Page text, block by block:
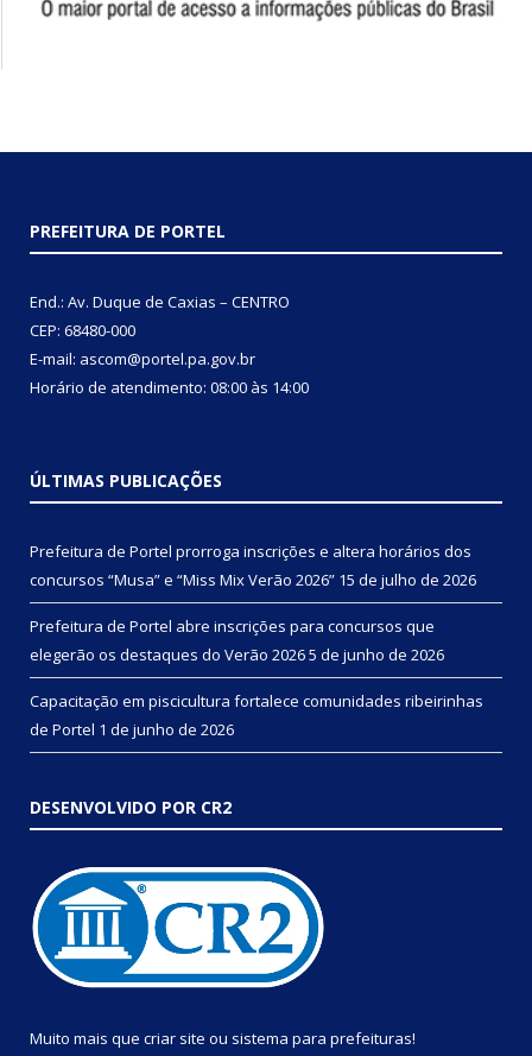
PREFEITURA DE PORTEL
End.: Av. Duque de Caxias – CENTRO
CEP: 68480-000
E-mail: ascom@portel.pa.gov.br
Horário de atendimento: 08:00 às 14:00
ÚLTIMAS PUBLICAÇÕES
Prefeitura de Portel prorroga inscrições e altera horários dos
concursos “Musa” e “Miss Mix Verão 2026” 15 de julho de 2026
Prefeitura de Portel abre inscrições para concursos que
elegerão os destaques do Verão 20265 de junho de 2026
Capacitação em piscicultura fortalece comunidades ribeirinhas
de Portel 1 de junho de 2026
DESENVOLVIDO POR CR2
Muito mais que criar site ou sistema para prefeituras!